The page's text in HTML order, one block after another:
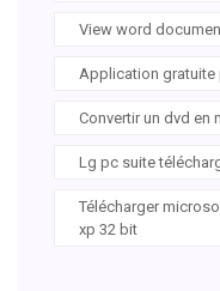
View word
Application gratuite
Convertir un dvd en
Lg pc suite
Télécharger
xp 32 bit